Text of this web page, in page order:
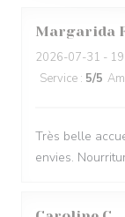
Margarida
2026-07-31 -
Service : 5/5
Très belle
envies.